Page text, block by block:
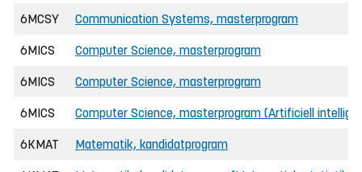
6MCSY Communication Systems, masterprogram
6MICS Computer Science, masterprogram
6MICS Computer Science, masterprogram
6MICS Computer Science, masterprogram (Artificiell
6KMAT Matematik, kandidatprogram